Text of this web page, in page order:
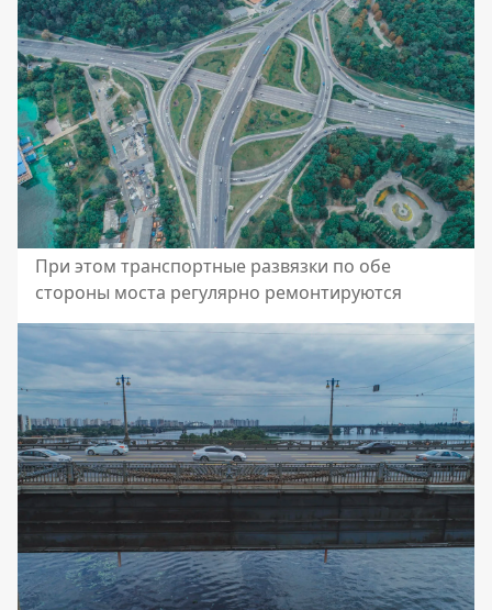
При этом транспортные развязки по обе
стороны моста регулярно ремонтируются